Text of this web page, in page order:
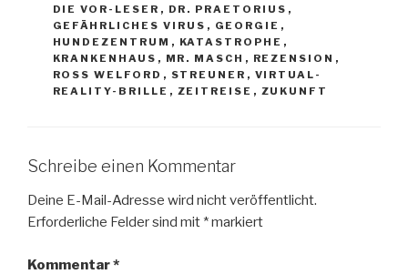
DIE VOR-LESER , DR. PRAETORIUS ,
GEFÄHRLICHES VIRUS , GEORGIE ,
HUNDEZENTRUM , KATASTROPHE ,
KRANKENHAUS , MR. MASCH , REZENSION ,
ROSS WELFORD , STREUNER , VIRTUAL-
REALITY-BRILLE , ZEITREISE , ZUKUNFT
Schreibe einen Kommentar
Deine E-Mail-Adresse wird nicht veröffentlicht.
Erforderliche Felder sind mit *markiert
Kommentar*